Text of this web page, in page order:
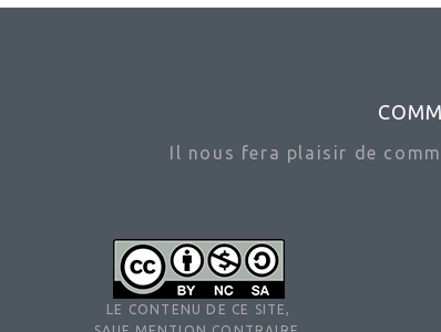
Il nous fera plaisir de
LE CONTENU DE CE SITE,